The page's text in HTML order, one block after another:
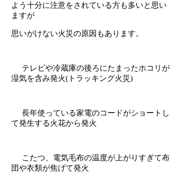
よう十分に注意をされている方も多いと思い
ますが
思いがけない火災の原因もあります。
テレビや冷蔵庫の後ろにたまったホコリが
湿気を含み発火(トラッキング火災)
長年使っている家電のコードがショートし
て発生する火花から発火
こたつ、電気毛布の温度が上がりすぎて布
団や衣類が焦げて発火